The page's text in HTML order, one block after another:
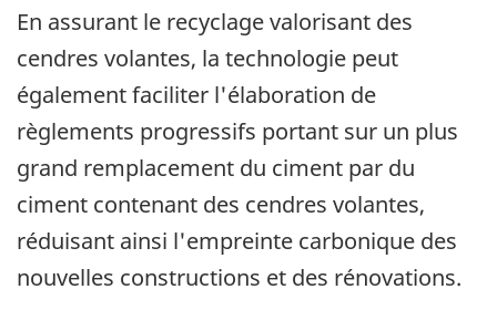
En assurant le recyclage valorisant des
cendres volantes, la technologie peut
également faciliter l'élaboration de
règlements progressifs portant sur un plus
grand remplacement du ciment par du
ciment contenant des cendres volantes,
réduisant ainsi l'empreinte carbonique des
nouvelles constructions et des rénovations.